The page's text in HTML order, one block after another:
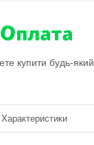
купити будь-
Характеристики